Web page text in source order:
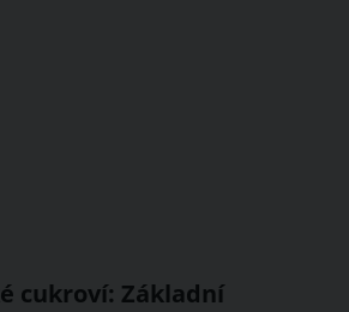
cukroví: Základní